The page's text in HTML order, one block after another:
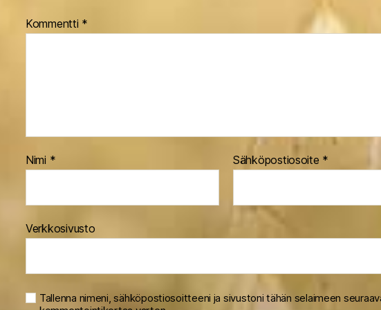
Kommentti *
Nimi * Sähköpostiosoite *
Verkkosivusto
Tallenna nimeni, sähköpostiosoitteeni ja sivustoni tähän selaimeen